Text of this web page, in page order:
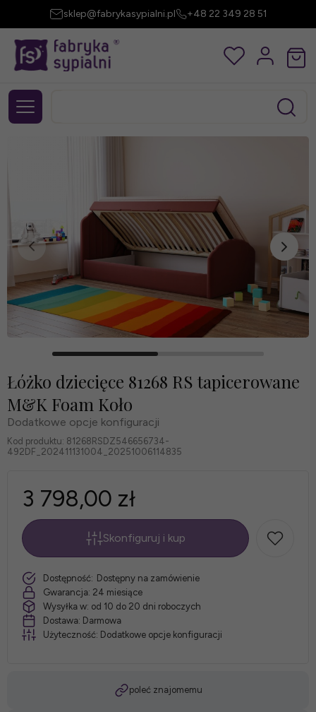
sklep@fabrykasypialni.pl +48 22 349 28 51
Łóżko dziecięce 81268 RS tapicerowane
M&K Foam Koło
Dodatkowe opcje konfiguracji
Kod produktu: 81268RSDZ546656734-
492DF_202411131004_20251006114835
3 798,00 zł
*
Wymiar:
*
szt.
Skonfiguruj i kup
Dostępność: Dostępny na zamówienie
Gwarancja: 24 miesiące
Wysyłka w: od 10 do 20 dni roboczych
Dostawa: Darmowa
Użyteczność: Dodatkowe opcje konfiguracji
poleć znajomemu